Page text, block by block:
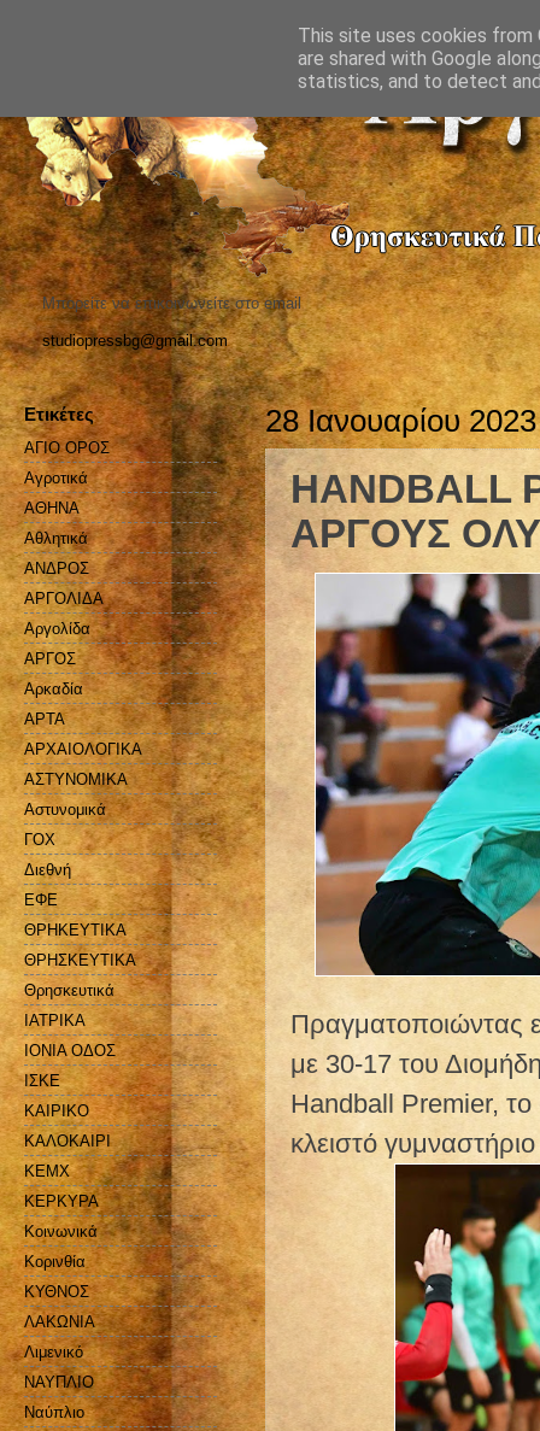
Μπορείτε να επικοινωνείτε στο email
studiopressbg@gmail.com
28 Ιανουαρίου 2023
HANDBALL
ΑΡΓΟΥΣ
Πραγματοποιώντας
με 30-17 του
Handball Premier,
κλειστό
Ετικέτες
ΑΓΙΟ ΟΡΟΣ
Αγροτικά
ΑΘΗΝΑ
Αθλητικά
ΑΝΔΡΟΣ
ΑΡΓΟΛΙΔΑ
Αργολίδα
ΑΡΓΟΣ
Αρκαδία
ΑΡΤΑ
ΑΡΧΑΙΟΛΟΓΙΚΑ
ΑΣΤΥΝΟΜΙΚΑ
Αστυνομικά
ΓΟΧ
Διεθνή
ΕΦΕ
ΘΡΗΚΕΥΤΙΚΑ
ΘΡΗΣΚΕΥΤΙΚΑ
Θρησκευτικά
ΙΑΤΡΙΚΑ
ΙΟΝΙΑ ΟΔΟΣ
ΙΣΚΕ
ΚΑΙΡΙΚΟ
ΚΑΛΟΚΑΙΡΙ
ΚΕΜΧ
ΚΕΡΚΥΡΑ
Κοινωνικά
Κορινθία
ΚΥΘΝΟΣ
ΛΑΚΩΝΙΑ
Λιμενικό
ΝΑΥΠΛΙΟ
Ναύπλιο
This site uses cookies from
are shared with Google
statistics, and to detect